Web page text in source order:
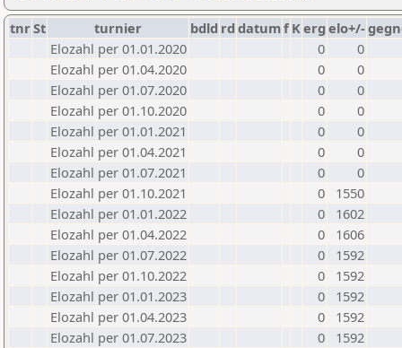
tnrSt turnier bdld rd datumf Kerg elo+/-
Elozahl per 01.01.2020
0
0
Elozahl per 01.04.2020
0
0
Elozahl per 01.07.2020
0
0
Elozahl per 01.10.2020
0
0
Elozahl per 01.01.2021
0
0
Elozahl per 01.04.2021
0
0
Elozahl per 01.07.2021
0
0
Elozahl per 01.10.2021
0
1550
Elozahl per 01.01.2022
0
1602
Elozahl per 01.04.2022
0
1606
Elozahl per 01.07.2022
0
1592
Elozahl per 01.10.2022
0
1592
Elozahl per 01.01.2023
0
1592
Elozahl per 01.04.2023
0
1592
Elozahl per 01.07.2023
0
1592